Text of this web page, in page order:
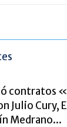
contratos
Julio Cury,
Medrano...